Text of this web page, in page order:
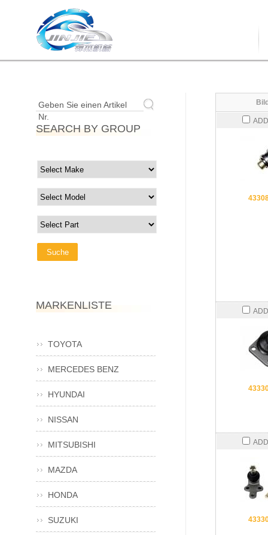
Geben Sie einen Artikel
Nr.
SEARCH BY GROUP
MARKENLISTE
TOYOTA
MERCEDES BENZ
HYUNDAI
NISSAN
MITSUBISHI
MAZDA
HONDA
SUZUKI